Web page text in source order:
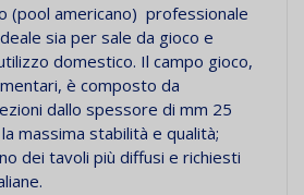
(pool americano) professionale
sia per sale da gioco e
domestico. Il campo gioco,
è composto da
dallo spessore di mm 25
massima stabilità e qualità;
dei tavoli più diffusi e richiesti